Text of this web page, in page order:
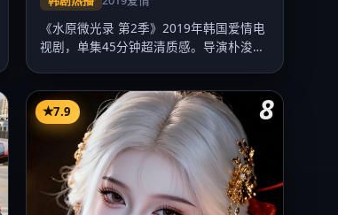
《水原微光录 第2季》2019年韩国爱情电
视剧，单集45分钟超清质感。导演朴浚
8
7.9